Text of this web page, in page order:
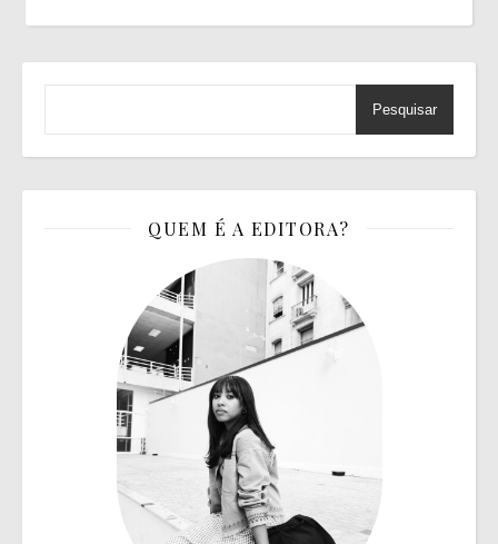
Pesquisar
QUEM É A EDITORA?